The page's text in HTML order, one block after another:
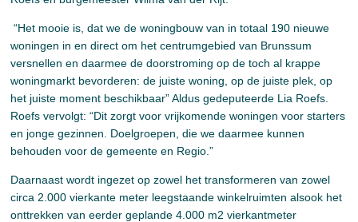
“Het mooie is, dat we de woningbouw van in totaal 190 nieuwe
woningen in en direct om het centrumgebied van Brunssum
versnellen en daarmee de doorstroming op de toch al krappe
woningmarkt bevorderen: de juiste woning, op de juiste plek, op
het juiste moment beschikbaar” Aldus gedeputeerde Lia Roefs.
Roefs vervolgt: “Dit zorgt voor vrijkomende woningen voor starters
en jonge gezinnen. Doelgroepen, die we daarmee kunnen
behouden voor de gemeente en Regio.”
Daarnaast wordt ingezet op zowel het transformeren van zowel
circa 2.000 vierkante meter leegstaande winkelruimten alsook het
onttrekken van eerder geplande 4.000 m2 vierkantmeter